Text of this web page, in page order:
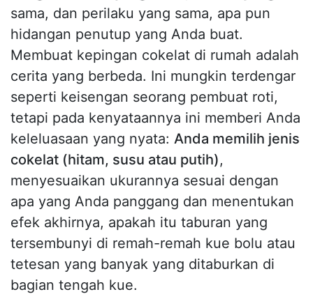
sama, dan perilaku yang sama, apa pun
hidangan penutup yang Anda buat.
Membuat kepingan cokelat di rumah adalah
cerita yang berbeda. Ini mungkin terdengar
seperti keisengan seorang pembuat roti,
tetapi pada kenyataannya ini memberi Anda
keleluasaan yang nyata: Anda memilih jenis
cokelat (hitam, susu atau putih),
menyesuaikan ukurannya sesuai dengan
apa yang Anda panggang dan menentukan
efek akhirnya, apakah itu taburan yang
tersembunyi di remah-remah kue bolu atau
tetesan yang banyak yang ditaburkan di
bagian tengah kue.